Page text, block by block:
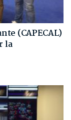
(CAPECAL)
la